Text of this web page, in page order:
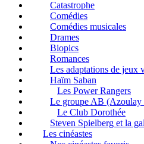
Catastrophe
Comédies
Comédies musicales
Drames
Biopics
Romances
Les adaptations de jeux
Haïm Saban
Les Power Rangers
Le groupe AB (Azoulay
Le Club Dorothée
Steven Spielberg et la
Les cinéastes